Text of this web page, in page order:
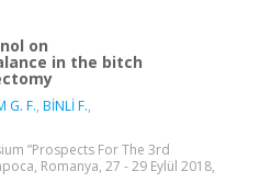
on
in the bitch
G. F., BİNLİ F.,
”Prospects For The 3rd
Romanya, 27 - 29 Eylül 2018,